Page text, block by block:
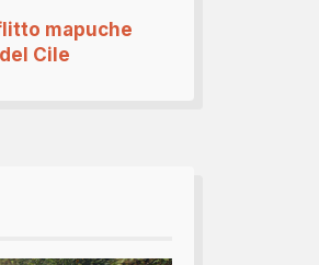
mapuche
Cile